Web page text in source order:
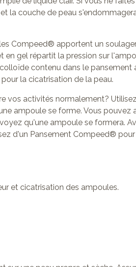
la couche de peau
Compeed® apportent un
en gel répartit la pression sur
contenu dans le pansement
la cicatrisation de la peau.
vos activités normalement?
ampoule se forme. Vous
qu'une ampoule se formera.
d'un Pansement Compeed®
et cicatrisation des ampoules.